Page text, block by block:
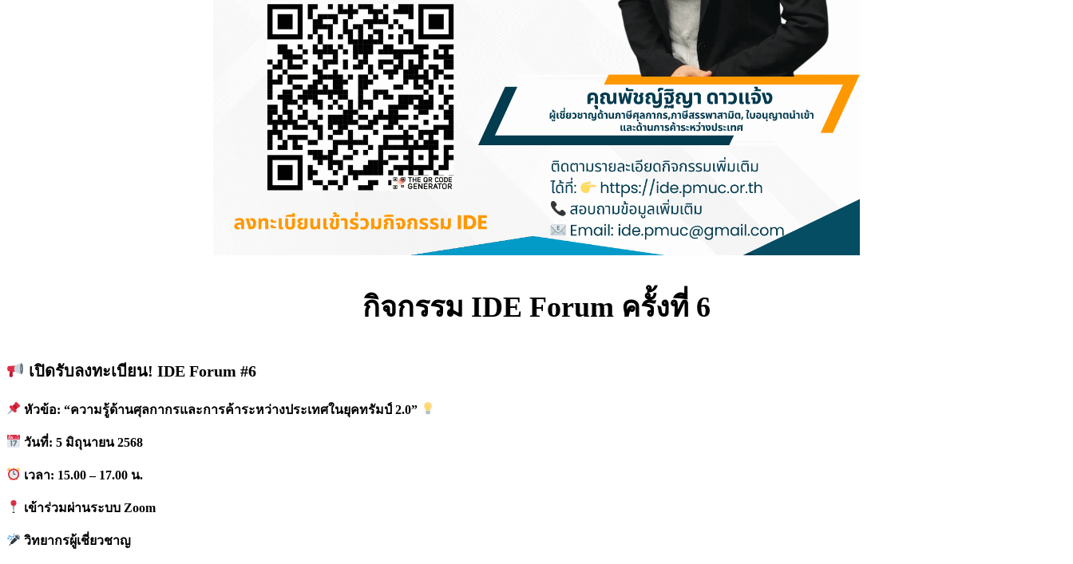
กิจกรรม IDE Forum ครั้งที่ 6
เปิดรับลงทะเบียน! IDE Forum #6
หัวข้อ: “ความรู้ด้านศุลกากรและการค้าระหว่างประเทศในยุคทรัมป์ 2.0”
วันที่: 5 มิถุนายน 2568
เวลา: 15.00 – 17.00 น.
เข้าร่วมผ่านระบบ Zoom
วิทยากรผู้เชี่ยวชาญ